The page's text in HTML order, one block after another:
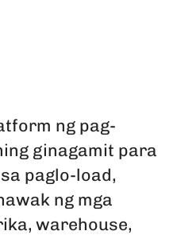
ng pag-
ginagamit para
paglo-load,
ng mga
warehouse,